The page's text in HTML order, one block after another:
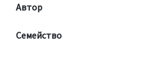
Автор
Семейство